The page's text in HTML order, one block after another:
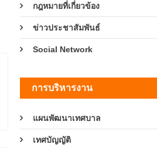
กฎหมายที่เกี่ยวข้อง
ข่าวประชาสัมพันธ์
Social Network
การบริหารงาน
แผนพัฒนาเทศบาล
เทศบัญญัติ